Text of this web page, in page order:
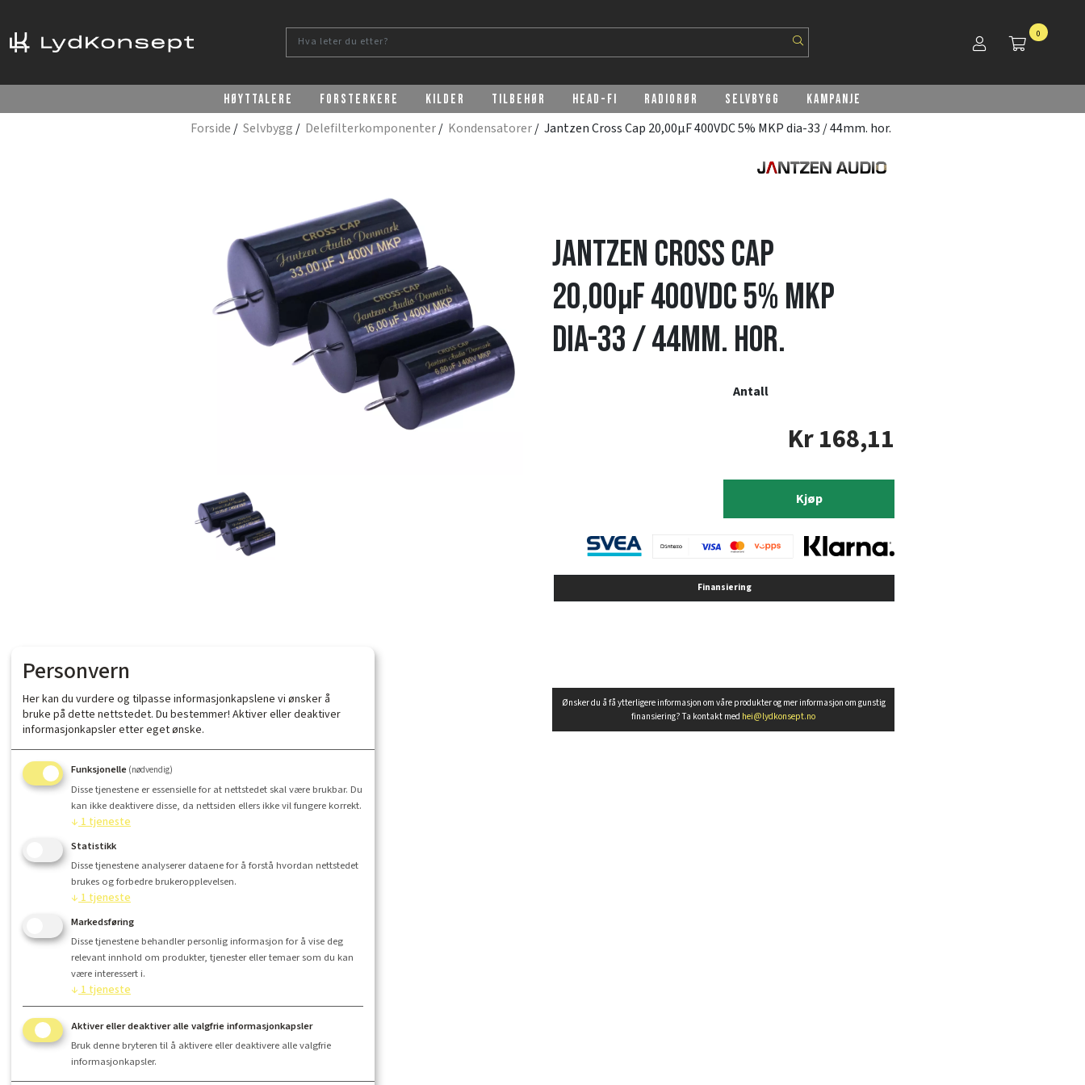
0
Høyttalere Forsterkere Kilder Tilbehør Head-Fi Radiorør Selvbygg Kampanje
Forside / Selvbygg / Delefilterkomponenter/ Kondensatorer/ Jantzen Cross Cap 20,00µF 400VDC 5% MKP dia-33 / 44mm. hor.
Jantzen Cross Cap
20,00µF 400VDC 5% MKP
dia-33 / 44mm. hor.
Antall
Kr 168,11
Kjøp
Finansiering
Ønsker du å få ytterligere informasjon om våre produkter og mer informasjon om gunstig
finansiering? Ta kontakt med hei@lydkonsept.no
Personvern
Her kan du vurdere og tilpasse informasjonkapslene vi ønsker å
bruke på dette nettstedet. Du bestemmer! Aktiver eller deaktiver
informasjonkapsler etter eget ønske.
Funksjonelle (nødvendig)
Disse tjenestene er essensielle for at nettstedet skal være brukbar. Du
kan ikke deaktivere disse, da nettsiden ellers ikke vil fungere korrekt.
↓ 1tjeneste
Statistikk
Disse tjenestene analyserer dataene for å forstå hvordan nettstedet
brukes og forbedre brukeropplevelsen.
↓ 1tjeneste
Markedsføring
Disse tjenestene behandler personlig informasjon for å vise deg
relevant innhold om produkter, tjenester eller temaer som du kan
være interessert i.
↓ 1tjeneste
Aktiver eller deaktiver alle valgfrie informasjonkapsler
Bruk denne bryteren til å aktivere eller deaktivere alle valgfrie
informasjonkapsler.